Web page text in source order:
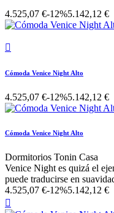
4.525,07 €-12%5.142,12 €

Cómoda Venice Night Alto
4.525,07 €-12%5.142,12 €
Cómoda Venice Night Alto
Dormitorios Tonin Casa
Venice Night es quizá el
puede traducirse en
4.525,07 €-12%5.142,12 €
